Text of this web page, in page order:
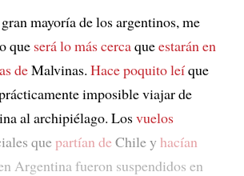
mayoría de los argentinos, me
que será lo más cercaqueestarán en
deMalvinas. Hace poquito leíque
imposible viajar de
al archipiélago. Losvuelos
quepartían deChile y hacían
Argentina fueron suspendidos en